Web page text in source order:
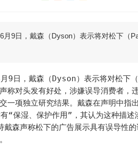
月9日，戴森（Dyson）表示将对松下（
9日，戴森（Dyson）表示将对松下
称对头发有好处，涉嫌误导消费者，
一项独立研究结果。戴森在声明中指
“保湿、保护作用”，其认为这种描
戴森声称松下的广告展示具有误导性